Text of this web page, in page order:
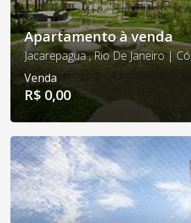
Apartamento à venda
Jacarepagua , Rio De Janeiro |
Venda
R$ 0,00